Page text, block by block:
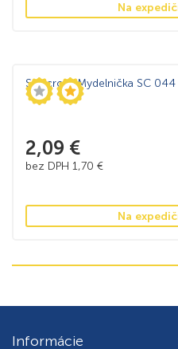
Na
Sanicro – Mydelnička SC 044
2,09 €
bez DPH 1,70 €
Na
Informácie